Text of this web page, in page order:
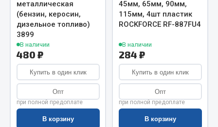
Запчасти на полуприцепы
Амортизаторы для полуприцепов
Весь раздел
Запчасти КамАЗ
Двигатель
металлическая
(бензин, керосин,
дизельное топливо)
3899
В наличии
480 ₽
Купить в один клик
Опт
при полной предоплате
В корзину
45мм, 65мм, 90мм,
115мм, 4шт пластик
ROCKFORCE RF-887FU4
В наличии
284 ₽
Купить в один клик
Опт
при полной предоплате
В корзину